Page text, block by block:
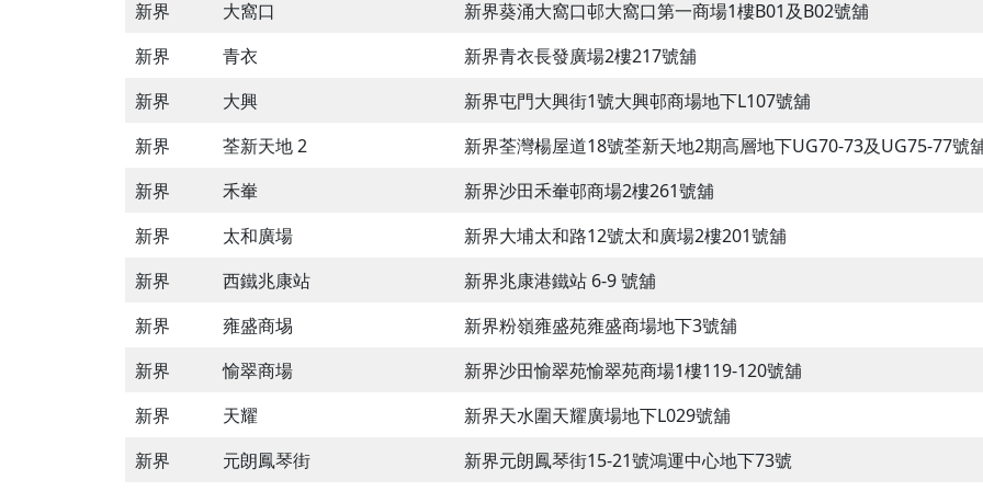
新界 大窩口
新界葵涌大窩口邨大窩口第一商場1樓B01及B02號舖
新界
青衣
新界青衣長發廣場2樓217號舖
新界
大興
新界屯門大興街1號大興邨商場地下L107號舖
新界
荃新天地 2
新界荃灣楊屋道18號荃新天地2期高層地下UG70-73及UG75-77號
新界
禾輋
新界沙田禾輋邨商場2樓261號舖
新界
太和廣場
新界大埔太和路12號太和廣場2樓201號舖
新界
西鐵兆康站
新界兆康港鐵站 6-9 號舖
新界
雍盛商埸
新界粉嶺雍盛苑雍盛商場地下3號舖
新界
愉翠商場
新界沙田愉翠苑愉翠苑商場1樓119-120號舖
新界
天耀
新界天水圍天耀廣場地下L029號舖
新界
元朗鳳琴街 新界元朗鳳琴街15-21號鴻運中心地下73號